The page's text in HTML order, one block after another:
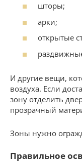
шторы;
арки;
открытые
И другие вещи,
воздуха. Если
зону отделить
прозрачный
Зоны нужно
Правильное